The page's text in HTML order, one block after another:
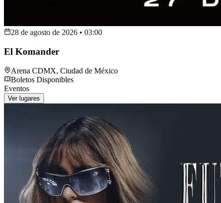
28 de agosto de 2026 • 03:00
El Komander
Arena CDMX, Ciudad de México
Boletos Disponibles
Eventos
Ver lugares